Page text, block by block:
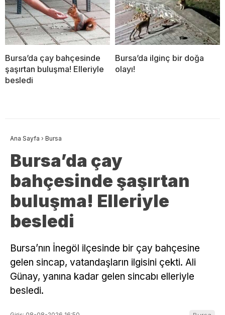
Bursa’da çay bahçesinde
şaşırtan buluşma! Elleriyle
besledi
Bursa’da ilginç bir doğa
olayı!
Ana Sayfa › Bursa
Bursa’da çay
bahçesinde şaşırtan
buluşma! Elleriyle
besledi
Bursa’nın İnegöl ilçesinde bir çay bahçesine
gelen sincap, vatandaşların ilgisini çekti. Ali
Günay, yanına kadar gelen sincabı elleriyle
besledi.